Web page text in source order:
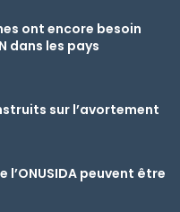
ont encore besoin
dans les pays
sur l’avortement
peuvent être